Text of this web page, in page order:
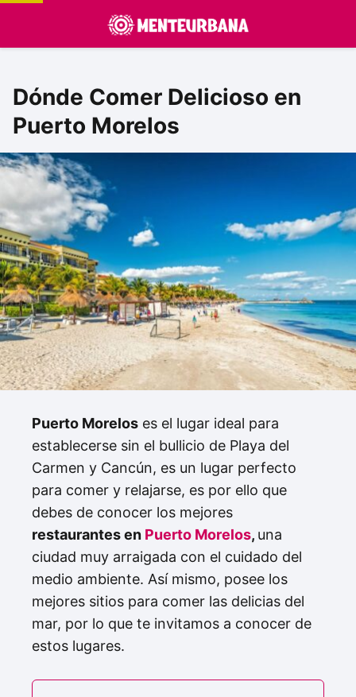
Dónde Comer Delicioso en
Puerto Morelos
Puerto Morelos es el lugar ideal para
establecerse sin el bullicio de Playa del
Carmen y Cancún, es un lugar perfecto
para comer y relajarse, es por ello que
debes de conocer los mejores
restaurantes en Puerto Morelos, una
ciudad muy arraigada con el cuidado del
medio ambiente. Así mismo, posee los
mejores sitios para comer las delicias del
mar, por lo que te invitamos a conocer de
estos lugares.